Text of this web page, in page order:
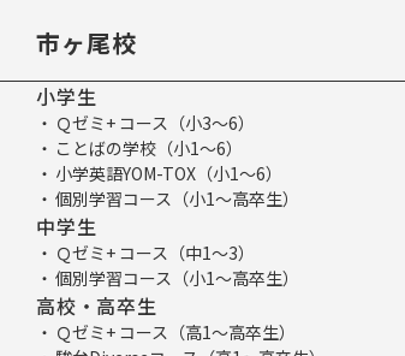
市ヶ尾校
小学生
Ｑゼミ+ コース（小3～6）
ことばの学校（小1～6）
小学英語YOM-TOX（小1～6）
個別学習コース（小1～高卒生）
中学生
Ｑゼミ+ コース（中1～3）
個別学習コース（小1～高卒生）
高校・高卒生
Ｑゼミ+ コース（高1～高卒生）